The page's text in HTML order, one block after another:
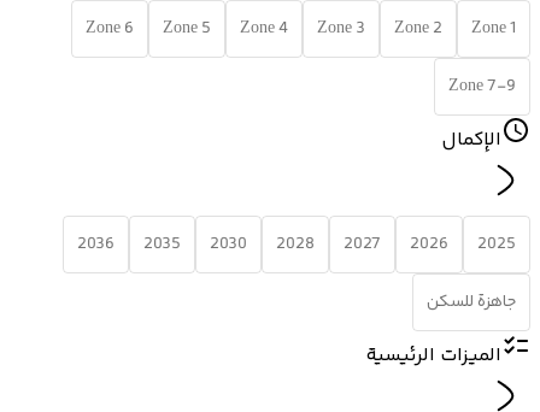
Zone 1
Zone 2
Zone 3
Zone 4
Zone 5
Zone 6
Zone 7-9
الإكمال
2025
2026
2027
2028
2030
2035
2036
جاهزة للسكن
الميزات الرئيسية